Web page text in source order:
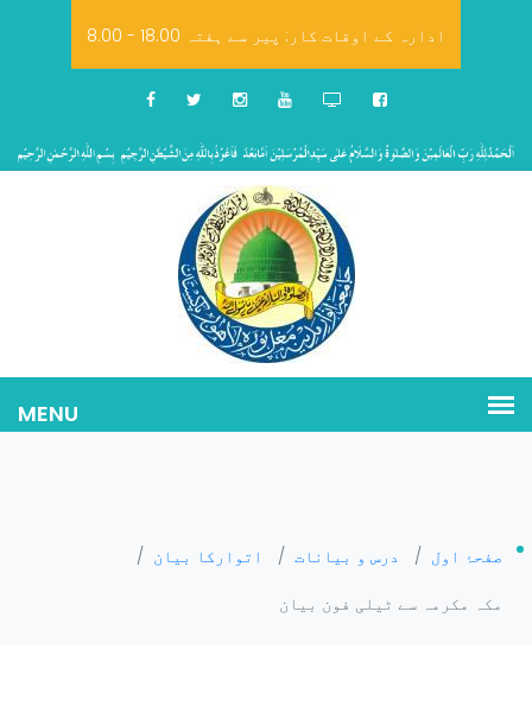
8.00 - 18.00 ادارہ کے اوقات کار: پیر سے ہفتہ
صفحۂ اول / درس و بیانات / اتوارکا بیان /
مکہ مکرمہ سے ٹیلی فون بیان